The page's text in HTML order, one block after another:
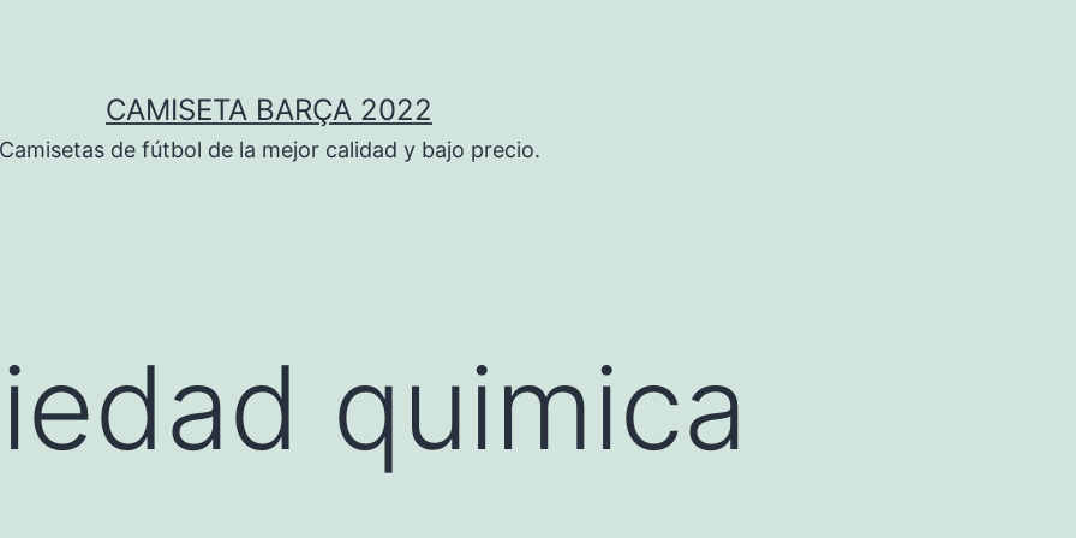
CAMISETA BARÇA 2022
Camisetas de fútbol de la mejor calidad y bajo precio.
quimica